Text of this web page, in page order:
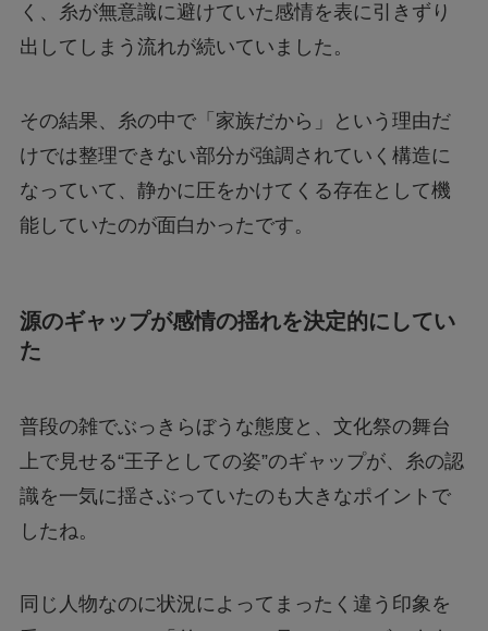
く、糸が無意識に避けていた感情を表に引きずり
出してしまう流れが続いていました。
その結果、糸の中で「家族だから」という理由だ
けでは整理できない部分が強調されていく構造に
なっていて、静かに圧をかけてくる存在として機
能していたのが面白かったです。
源のギャップが感情の揺れを決定的にしてい
た
普段の雑でぶっきらぼうな態度と、文化祭の舞台
上で見せる“王子としての姿”のギャップが、糸の認
識を一気に揺さぶっていたのも大きなポイントで
したね。
同じ人物なのに状況によってまったく違う印象を